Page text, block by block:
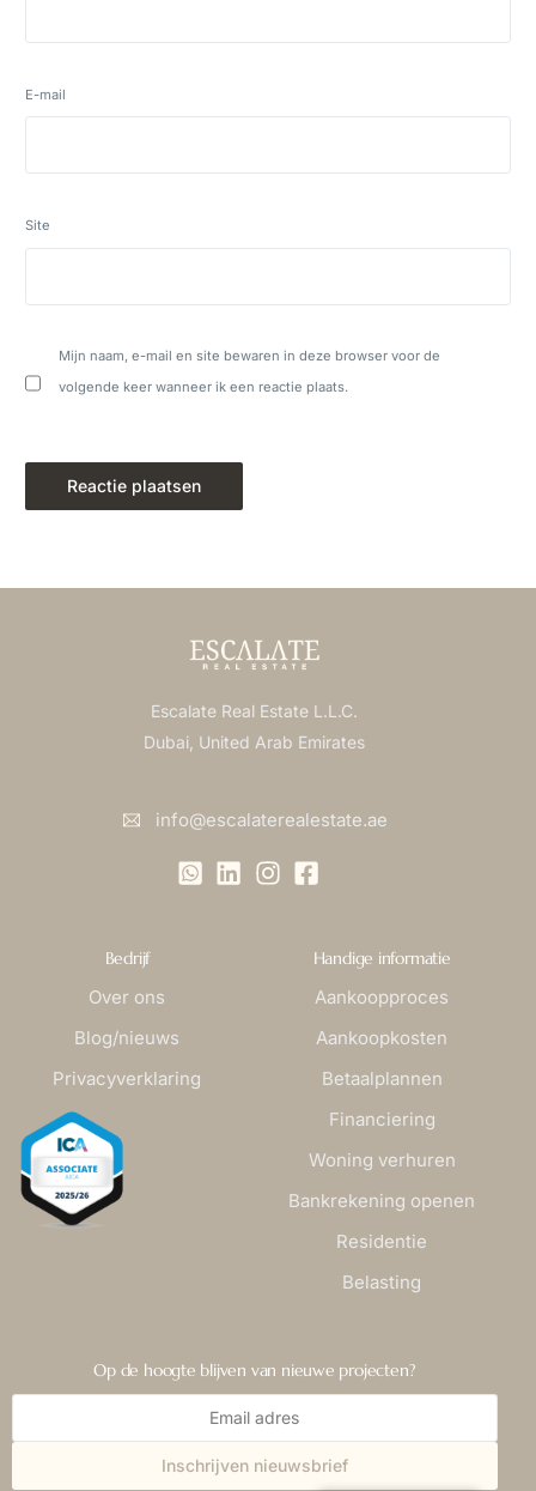
E-mail
Site
Mijn naam, e-mail en site bewaren in deze browser voor de
volgende keer wanneer ik een reactie plaats.
Escalate Real Estate L.L.C.
Dubai, United Arab Emirates
info@escalaterealestate.ae
Bedrijf
Over ons
Blog/nieuws
Privacyverklaring
Handige informatie
Aankoopproces
Aankoopkosten
Betaalplannen
Financiering
Woning verhuren
Bankrekening openen
Residentie
Belasting
Op de hoogte blijven van nieuwe projecten?
Inschrijven nieuwsbrief
CONTACT